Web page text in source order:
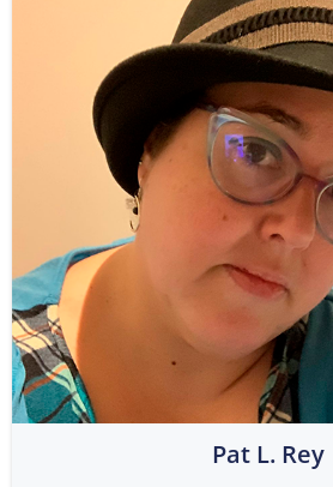
Pat L. Rey